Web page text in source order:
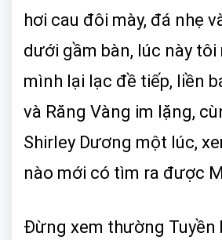
hơi cau đôi mày, đá nhẹ
dưới gầm bàn, lúc này tôi
mình lại lạc đề tiếp, liền
và Răng Vàng im lặng,
Shirley Dương một lúc,
nào mới có tìm ra được
Đừng xem thường Tuyền